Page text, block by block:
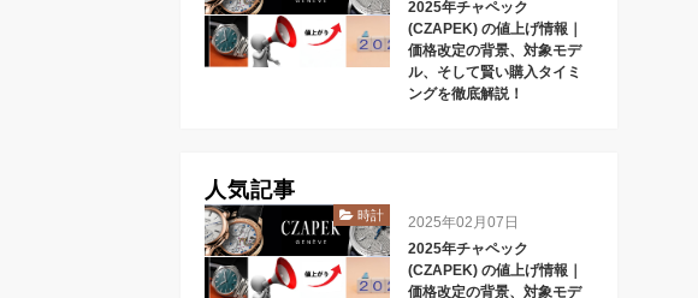
2025年チャペック
(CZAPEK) の値上げ情報｜
価格改定の背景、対象モデ
ル、そして賢い購入タイミ
ングを徹底解説！
人気記事
時計
2025年02月07日
2025年チャペック
(CZAPEK) の値上げ情報｜
価格改定の背景、対象モデ